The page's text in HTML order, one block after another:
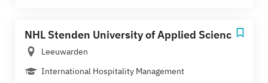
NHL Stenden University of Applied Sciences
Leeuwarden
International Hospitality Management